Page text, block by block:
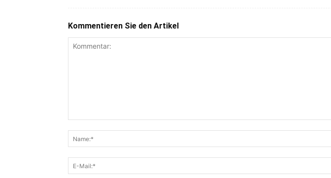
Kommentieren Sie den Artikel